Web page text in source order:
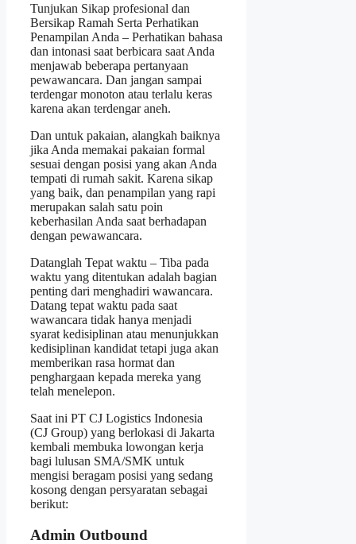
Tunjukan Sikap profesional dan
Bersikap Ramah Serta Perhatikan
Penampilan Anda – Perhatikan bahasa
dan intonasi saat berbicara saat Anda
menjawab beberapa pertanyaan
pewawancara. Dan jangan sampai
terdengar monoton atau terlalu keras
karena akan terdengar aneh.
Dan untuk pakaian, alangkah baiknya
jika Anda memakai pakaian formal
sesuai dengan posisi yang akan Anda
tempati di rumah sakit. Karena sikap
yang baik, dan penampilan yang rapi
merupakan salah satu poin
keberhasilan Anda saat berhadapan
dengan pewawancara.
Datanglah Tepat waktu – Tiba pada
waktu yang ditentukan adalah bagian
penting dari menghadiri wawancara.
Datang tepat waktu pada saat
wawancara tidak hanya menjadi
syarat kedisiplinan atau menunjukkan
kedisiplinan kandidat tetapi juga akan
memberikan rasa hormat dan
penghargaan kepada mereka yang
telah menelepon.
Saat ini PT CJ Logistics Indonesia
(CJ Group) yang berlokasi di Jakarta
kembali membuka lowongan kerja
bagi lulusan SMA/SMK untuk
mengisi beragam posisi yang sedang
kosong dengan persyaratan sebagai
berikut:
Admin Outbound